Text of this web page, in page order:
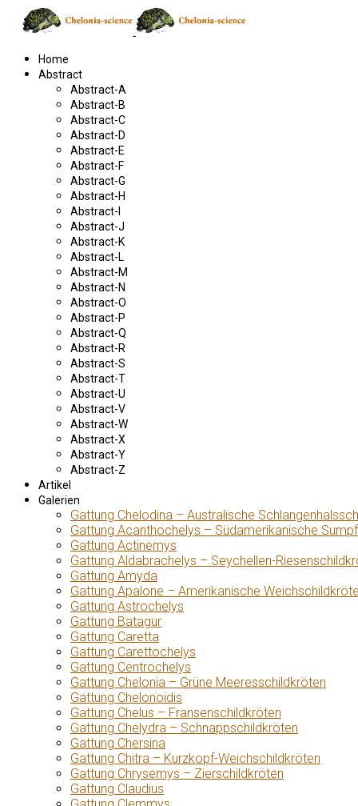
Home
Abstract
Abstract-A
Abstract-B
Abstract-C
Abstract-D
Abstract-E
Abstract-F
Abstract-G
Abstract-H
Abstract-I
Abstract-J
Abstract-K
Abstract-L
Abstract-M
Abstract-N
Abstract-O
Abstract-P
Abstract-Q
Abstract-R
Abstract-S
Abstract-T
Abstract-U
Abstract-V
Abstract-W
Abstract-X
Abstract-Y
Abstract-Z
Artikel
Galerien
Gattung Chelodina – Australische
Gattung Acanthochelys – Südamerikanische
Gattung Actinemys
Gattung Aldabrachelys – Seychellen-
Gattung Amyda
Gattung Apalone – Amerikanische
Gattung Astrochelys
Gattung Batagur
Gattung Caretta
Gattung Carettochelys
Gattung Centrochelys
Gattung Chelonia – Grüne Meeresschildkröten
Gattung Chelonoidis
Gattung Chelus – Fransenschildkröten
Gattung Chelydra – Schnappschildkröten
Gattung Chersina
Gattung Chitra – Kurzkopf-Weichschildkröten
Gattung Chrysemys – Zierschildkröten
Gattung Claudius